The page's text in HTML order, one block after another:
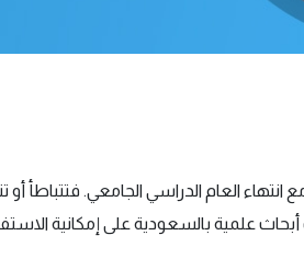
انتهاء العام الدراسي الجامعي.
علمية بالسعودية على إمكانية